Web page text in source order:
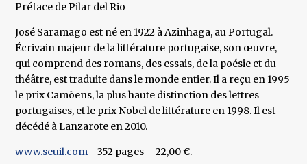
Préface de Pilar del Rio
José Saramago est né en 1922 à Azinhaga, au Portugal.
Écrivain majeur de la littérature portugaise, son œuvre,
qui comprend des romans, des essais, de la poésie et du
théâtre, est traduite dans le monde entier. Il a reçu en 1995
le prix Camõens, la plus haute distinction des lettres
portugaises, et le prix Nobel de littérature en 1998. Il est
décédé à Lanzarote en 2010.
www.seuil.com - 352 pages – 22,00 €.